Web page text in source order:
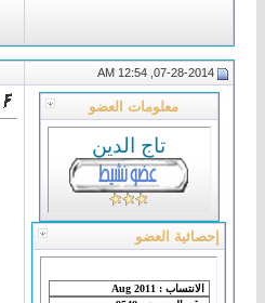
معلومات العضو
تاج الدين
إحصائية العضو